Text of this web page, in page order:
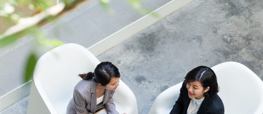
き
ま
す）
き
ま
す）
き
ま
す）